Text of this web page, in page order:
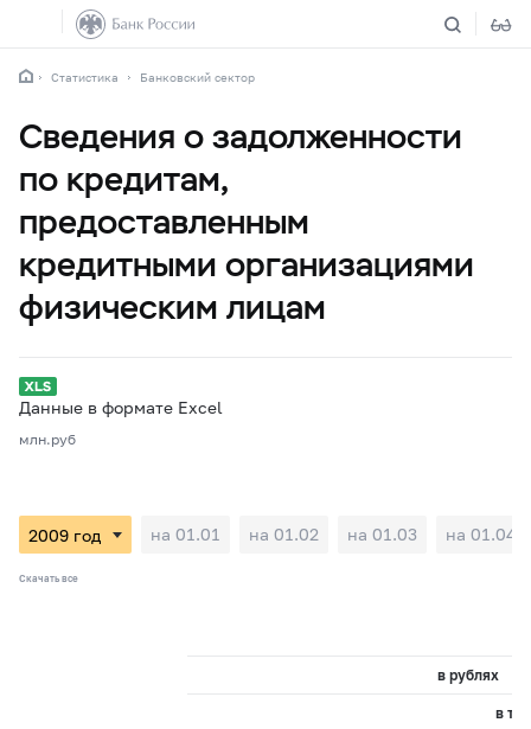
Статистика Банковский сектор
Сведения о задолженности
по кредитам,
предоставленным
кредитными организациями
физическим лицам
Данные в формате Excel
млн.руб
на 01.01 на 01.02 на 01.03 на 01.04
Скачать все
в рублях
в